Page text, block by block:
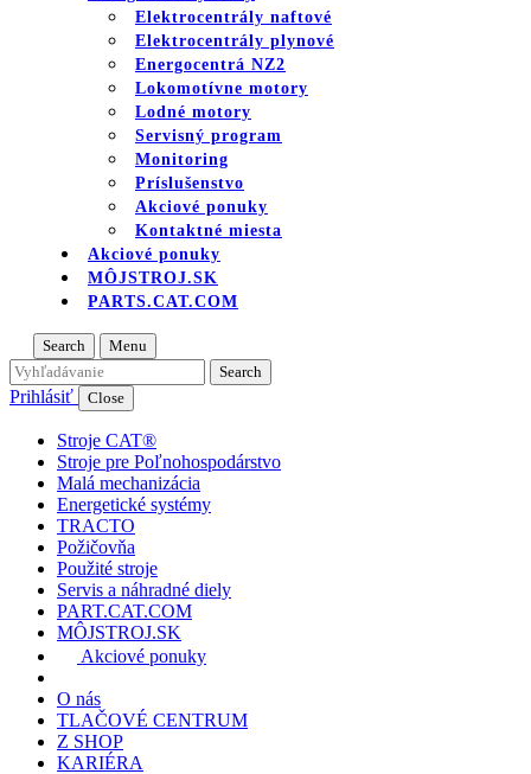
Elektrocentrály naftové
Elektrocentrály plynové
Energocentrá NZ2
Lokomotívne motory
Lodné motory
Servisný program
Monitoring
Príslušenstvo
Akciové ponuky
Kontaktné miesta
Akciové ponuky
MÔJSTROJ.SK
PARTS.CAT.COM
Search Menu
Prihlásiť Close
Stroje CAT®
Stroje pre Poľnohospodárstvo
Malá mechanizácia
Energetické systémy
TRACTO
Požičovňa
Použité stroje
Servis a náhradné diely
PART.CAT.COM
MÔJSTROJ.SK
Akciové ponuky
O nás
TLAČOVÉ CENTRUM
Z SHOP
KARIÉRA